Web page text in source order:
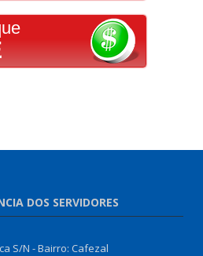
DOS SERVIDORES
S/N - Bairro: Cafezal